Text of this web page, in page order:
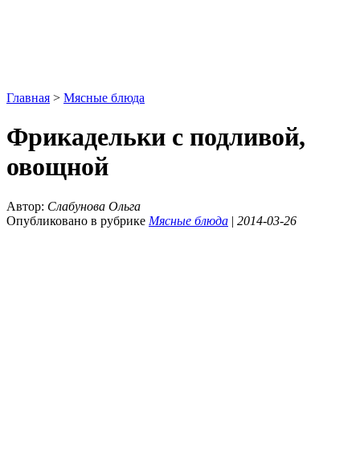
Главная > Мясные блюда
Фрикадельки с подливой,
овощной
Автор: Слабунова Ольга
Опубликовано в рубрике Мясные блюда | 2014-03-26